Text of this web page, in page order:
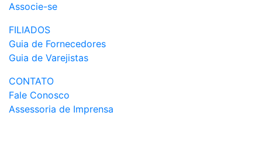
Associe-se
FILIADOS
Guia de Fornecedores
Guia de Varejistas
CONTATO
Fale Conosco
Assessoria de Imprensa